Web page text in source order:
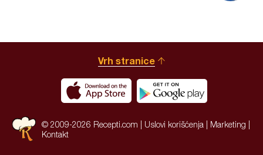
Vrh stranice
© 2009-2026 Recepti.com | Uslovi korišćenja Marketing
Kontakt